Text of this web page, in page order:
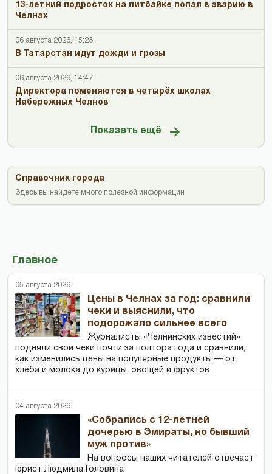
13-летний подросток на питбайке попал в аварию в
Челнах
06 августа 2026, 15:23
В Татарстан идут дожди и грозы
06 августа 2026, 14:47
Директора поменяются в четырёх школах
Набережных Челнов
Показать ещё
Справочник города
Здесь вы найдете много полезной информации
Главное
05 августа 2026
Цены в Челнах за год: сравнили
чеки и выяснили, что
подорожало сильнее всего
Журналисты «Челнинских известий»
подняли свои чеки почти за полтора года и сравнили,
как изменились цены на популярные продукты — от
хлеба и молока до курицы, овощей и фруктов
04 августа 2026
«Собрались с 12-летней
дочерью в Эмираты, но бывший
муж против»
На вопросы наших читателей отвечает
юрист Людмила Головина